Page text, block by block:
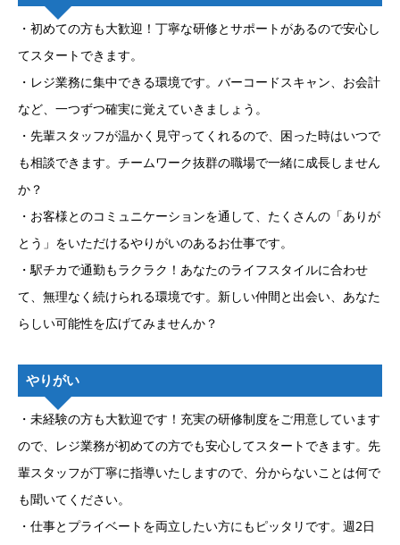
・初めての方も大歓迎！丁寧な研修とサポートがあるので安心し
てスタートできます。
・レジ業務に集中できる環境です。バーコードスキャン、お会計
など、一つずつ確実に覚えていきましょう。
・先輩スタッフが温かく見守ってくれるので、困った時はいつで
も相談できます。チームワーク抜群の職場で一緒に成長しません
か？
・お客様とのコミュニケーションを通して、たくさんの「ありが
とう」をいただけるやりがいのあるお仕事です。
・駅チカで通勤もラクラク！あなたのライフスタイルに合わせ
て、無理なく続けられる環境です。新しい仲間と出会い、あなた
らしい可能性を広げてみませんか？
やりがい
・未経験の方も大歓迎です！充実の研修制度をご用意しています
ので、レジ業務が初めての方でも安心してスタートできます。先
輩スタッフが丁寧に指導いたしますので、分からないことは何で
も聞いてください。
・仕事とプライベートを両立したい方にもピッタリです。週2日